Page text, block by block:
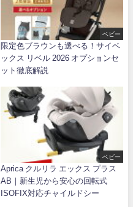
ベビー
限定色ブラウンも選べる！サイベ
ックス リベル 2026 オプションセ
ット徹底解説
ベビー
Aprica クルリラ エックス プラス
AB｜新生児から安心の回転式
ISOFIX対応チャイルドシー